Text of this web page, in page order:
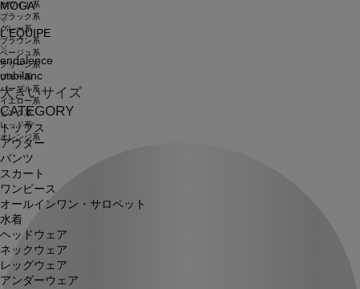
MOGA
L'EQUIPE
endalence
unbilanc
大きいサイズ
CATEGORY
トップス
アウター
パンツ
スカート
ワンピース
オールインワン・サロペット
水着
ヘッドウェア
ネックウェア
レッグウェア
アンダーウェア
ホワイト系
ブラック系
グレー系
ブラウン系
ベージュ系
グリーン系
ブルー系
パープル系
イエロー系
ピンク系
レッド系
オレンジ系